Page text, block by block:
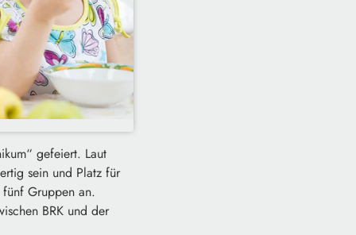
gefeiert. Laut
sein und Platz für
Gruppen an.
BRK und der